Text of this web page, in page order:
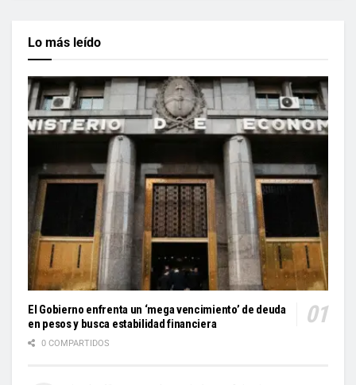
Lo más leído
El Gobierno enfrenta un ‘mega vencimiento’ de deuda
en pesos y busca estabilidad financiera
0 COMPARTIDOS